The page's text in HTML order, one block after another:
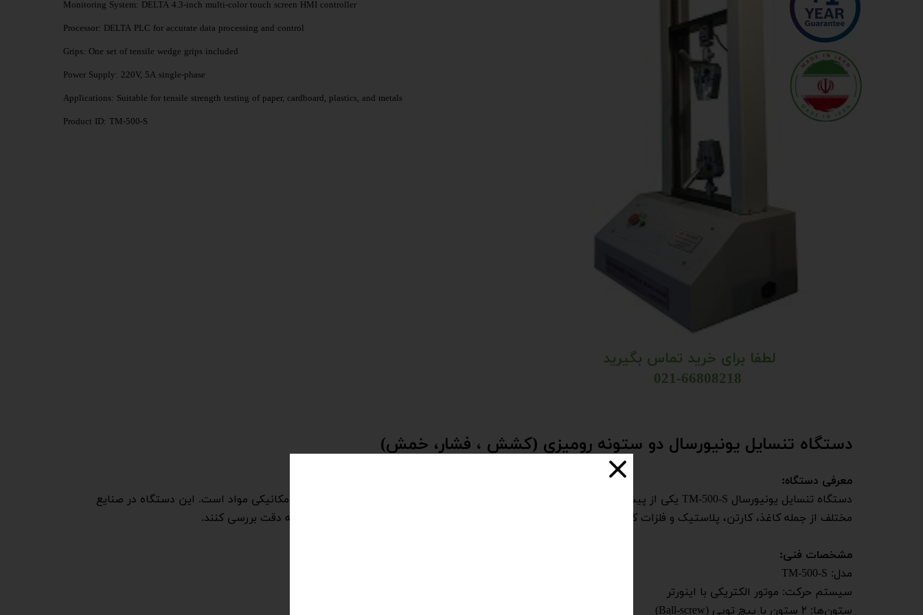
​دستگاه تنسایل یونیورسال دو ستونه رومیزی (کشش ، فشار، خمش)
معرفی دستگاه:
دستگاه تنسایل یونیورسال TM-500-S یکی از پیشرفته‌ترین تجهیزات آزمایشگاهی برای اندازه‌گیری مقاومت کششی و خواص مکانیکی مواد است. این دستگاه در صنایع
مختلف از جمله کاغذ، کارتن، پلاستیک و فلزات کاربرد دارد و به تولیدکنندگان امکان می‌دهد کیفیت مواد و بسته‌بندی‌ها را به دقت بررسی کنند.
مشخصات فنی:
مدل: TM-500-S
سیستم حرکت: موتور الکتریکی با اینورتر
ستون‌ها: ۲ ستون با پیچ توپی (Ball-screw)
Monitoring System: DELTA 4.3-inch multi-color touch screen HMI controller
Processor: DELTA PLC for accurate data processing and control
Grips: One set of tensile wedge grips included
Power Supply: 220V, 5A single-phase
Applications: Suitable for tensile strength testing of paper, cardboard, plastics, and metals
Product ID: TM-500-S
لطفا برای خرید تماس بگیرید